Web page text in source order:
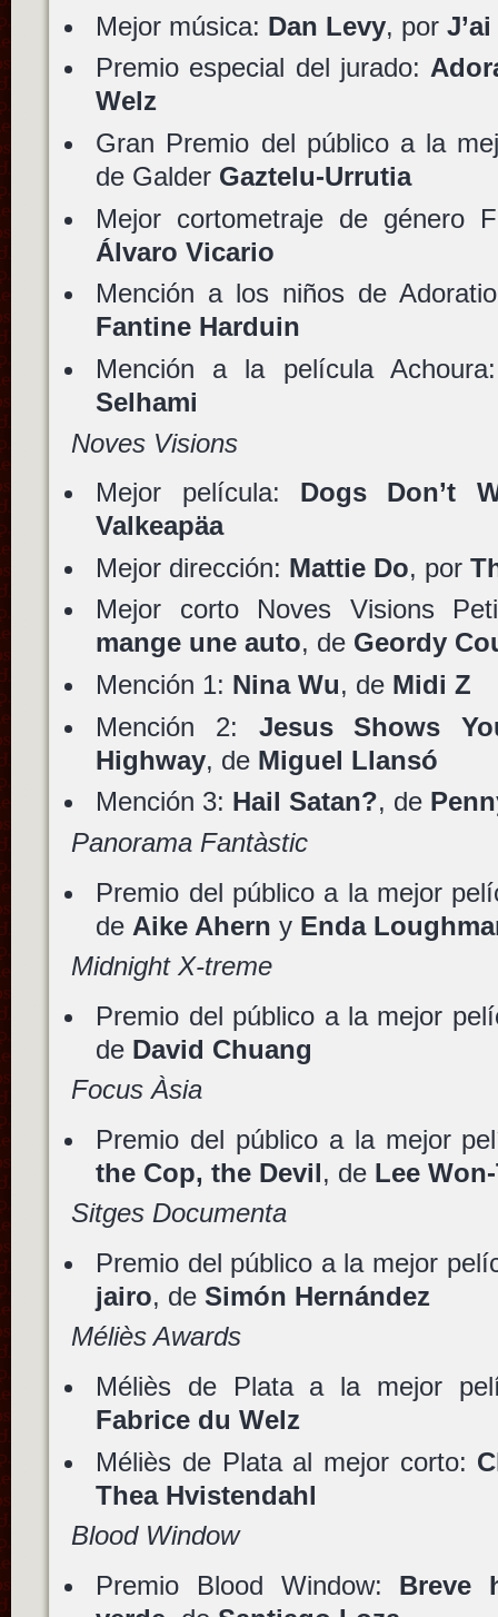
Mejor música: Dan Levy, por
Premio especial del jurado:
Welz
Gran Premio del público a la
de Galder Gaztelu-Urrutia
Mejor cortometraje de género
Álvaro Vicario
Mención a los niños de
Fantine Harduin
Mención a la película
Selhami
Noves Visions
Mejor película: Dogs Don’t
Valkeapäa
Mejor dirección: Mattie Do, por
Mejor corto Noves Visions
mange une auto, de Geordy
Mención 1: Nina Wu, de Midi Z
Mención 2: Jesus Shows
Highway, de Miguel Llansó
Mención 3: Hail Satan?, de
Panorama Fantàstic
Premio del público a la mejor
de Aike Ahern y Enda
Midnight X-treme
Premio del público a la mejor
de David Chuang
Focus Àsia
Premio del público a la mejor
the Cop, the Devil, de Lee
Sitges Documenta
Premio del público a la mejor
jairo, deSimón Hernández
Méliès Awards
Méliès de Plata a la mejor
Fabrice du Welz
Méliès de Plata al mejor corto:
Thea Hvistendahl
Blood Window
Premio Blood Window: Breve